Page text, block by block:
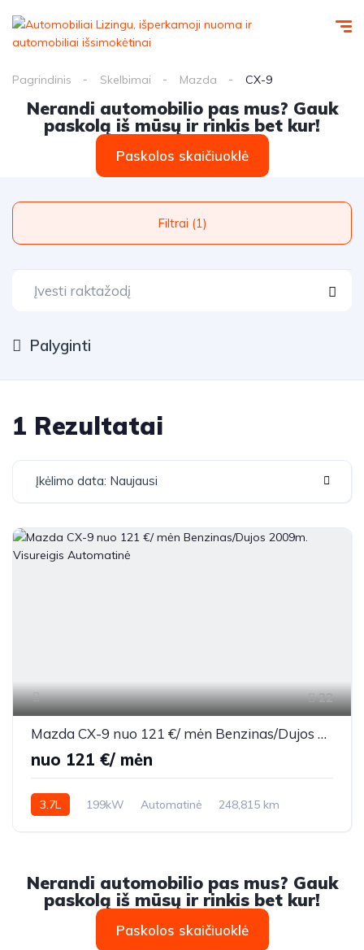
Pagrindinis Skelbimai Mazda CX-9
Nerandi automobilio pas mus? Gauk
paskolą iš mūsų ir rinkis bet kur!
Paskolos skaičiuoklė
Filtrai (1)
Palyginti
1 Rezultatai
Įkėlimo data: Naujausi
22
Mazda CX-9 nuo 121 €/ mėn Benzinas/Dujos 2009m. Visureigis Automatinė
nuo 121 €/ mėn
3.7L 199kW Automatinė
248,815 km
Nerandi automobilio pas mus? Gauk
paskolą iš mūsų ir rinkis bet kur!
Paskolos skaičiuoklė